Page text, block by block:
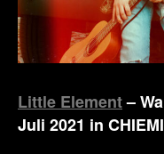
Little Element–
Juli 2021 in